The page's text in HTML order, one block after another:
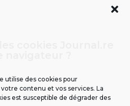
utilise des cookies pour
contenu et vos services. La
est susceptible de dégrader des